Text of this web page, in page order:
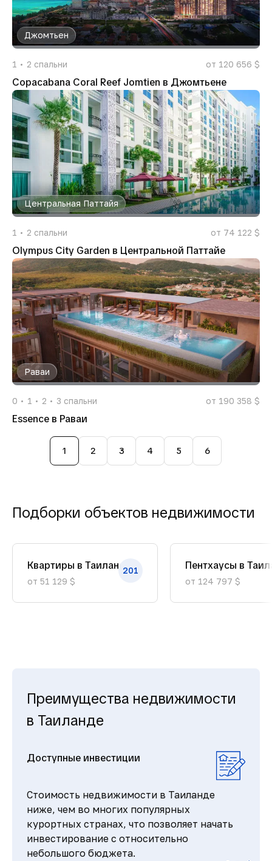
Джомтьен
1 2 спальни от 120 656 $
Copacabana Coral Reef Jomtien в Джомтьене
Центральная Паттайя
1 2 спальни от 74 122 $
Olympus City Garden в Центральной Паттайе
Раваи
0 1 2 3 спальни от 190 358 $
Essence в Раваи
1 2 3 4 5 6
Подборки объектов недвижимости
Квартиры в Таиланде
от 51 129 $
201 Пентхаусы в
от 124 797 $
Преимущества недвижимости
в Таиланде
Доступные инвестиции
Стоимость недвижимости в Таиланде
ниже, чем во многих популярных
курортных странах, что позволяет начать
инвестирование с относительно
небольшого бюджета.